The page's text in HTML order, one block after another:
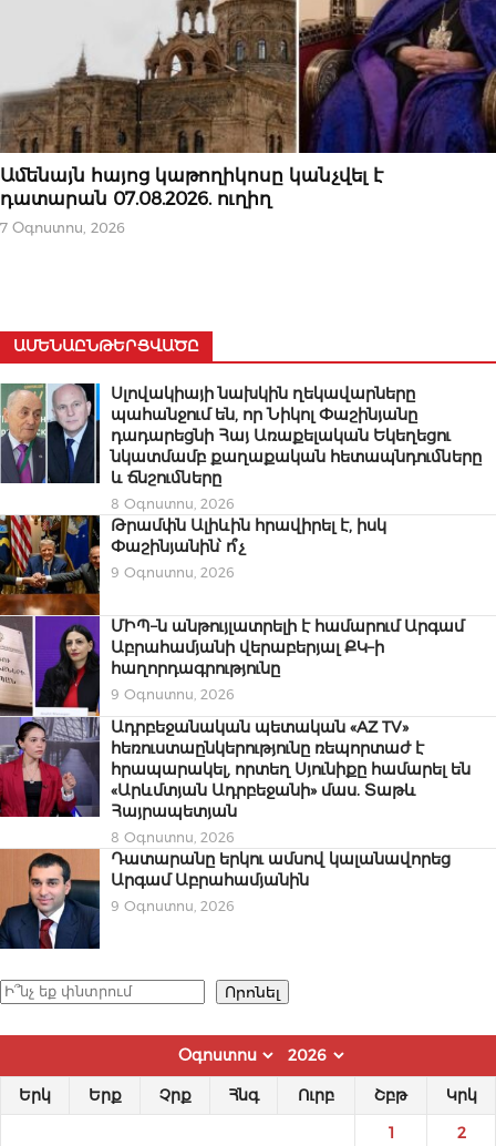
ՆՈՐՈՒԹՅՈՒՆՆԵՐ
Ամենայն հայոց կաթողիկոսը կանչվել է
դատարան 07.08.2026. ուղիղ
7 Օգոստոս, 2026
ԱՄԵՆԱԸՆԹԵՐՑՎԱԾԸ
Սլովակիայի նախկին ղեկավարները
պահանջում են, որ Նիկոլ Փաշինյանը
դադարեցնի Հայ Առաքելական Եկեղեցու
նկատմամբ քաղաքական հետապնդումները
և ճնշումները
8 Օգոստոս, 2026
Թրամփն Ալիևին հրավիրել է, իսկ
Փաշինյանին՝ ո՞չ
9 Օգոստոս, 2026
ՄԻՊ–ն անթույլատրելի է համարում Արգամ
Աբրահամյանի վերաբերյալ ՔԿ–ի
հաղորդագրությունը
9 Օգոստոս, 2026
Ադրբեջանական պետական «AZ TV»
հեռուստաընկերությունը ռեպորտաժ է
հրապարակել, որտեղ Սյունիքը համարել են
«Արևմտյան Ադրբեջանի» մաս. Տաթև
Հայրապետյան
8 Օգոստոս, 2026
Դատարանը երկու ամսով կալանավորեց
Արգամ Աբրահամյանին
9 Օգոստոս, 2026
Որոնել Որոնել
Երկ Երք Չրք Հնգ Ուրբ Շբթ Կրկ
1 2